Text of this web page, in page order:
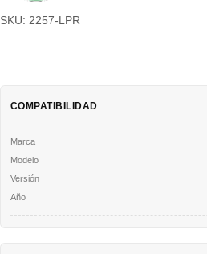
SKU: 2257-LPR
COMPATIBILIDAD